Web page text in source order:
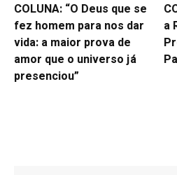
COLUNA: “O Deus que se
fez homem para nos dar
vida: a maior prova de
amor que o universo já
presenciou”
a